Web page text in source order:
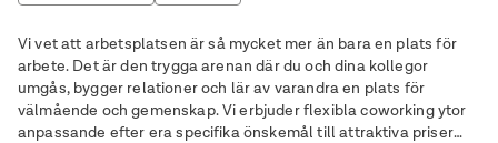
Vi vet att arbetsplatsen är så mycket mer än bara en plats för
arbete. Det är den trygga arenan där du och dina kollegor
umgås, bygger relationer och lär av varandra en plats för
välmående och gemenskap. Vi erbjuder flexibla coworking ytor
anpassande efter era specifika önskemål till attraktiva priser